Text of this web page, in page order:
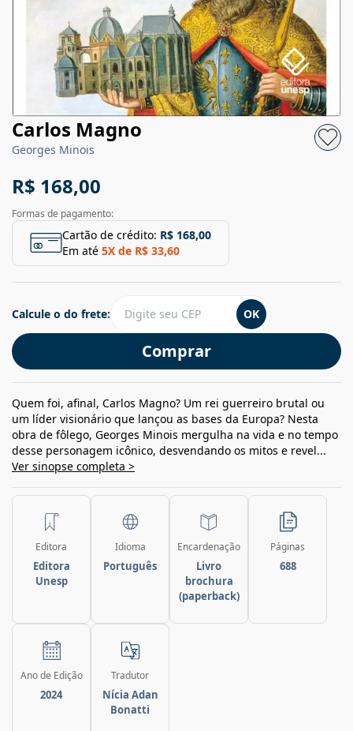
Carlos Magno
Georges Minois
R$ 168,00
Formas de pagamento:
Cartão de crédito: R$ 168,00
Em até 5X de R$ 33,60
Comprar
Calcule o do frete: OK
Quem foi, afinal, Carlos Magno? Um rei guerreiro brutal ou
um líder visionário que lançou as bases da Europa? Nesta
obra de fôlego, Georges Minois mergulha na vida e no tempo
desse personagem icônico, desvendando os mitos e revel...
Ver sinopse completa >
Editora
Editora
Unesp
Idioma
Português
Encardenação
Livro
brochura
(paperback)
Páginas
688
Ano de Edição
2024
Tradutor
Nícia Adan
Bonatti